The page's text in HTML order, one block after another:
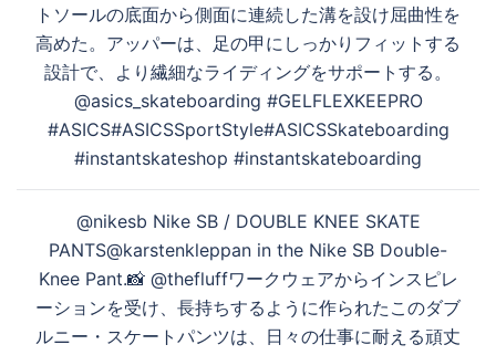
シ
ョ
トソールの底面から側面に連続した溝を設け屈曲性を
高めた。アッパーは、足の甲にしっかりフィットする
設計で、より繊細なライディングをサポートする。
@asics_skateboarding #GELFLEXKEEPRO
#ASICS#ASICSSportStyle#ASICSSkateboarding
#instantskateshop #instantskateboarding
@nikesb Nike SB / DOUBLE KNEE SKATE
PANTS@karstenkleppan in the Nike SB Double-
Knee Pant.📸 @thefluffワークウェアからインスピレ
ーションを受け、長持ちするように作られたこのダブ
ルニー・スケートパンツは、日々の仕事に耐える頑丈